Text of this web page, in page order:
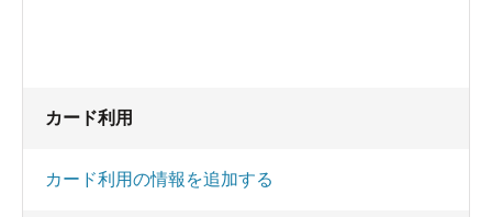
カード利用
カード利用の情報を追加する